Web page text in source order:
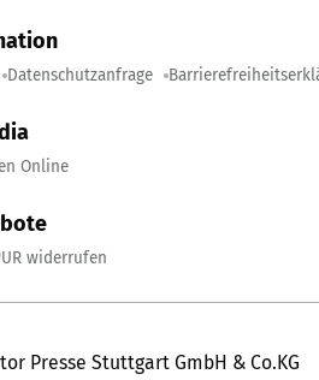
Datenschutzanfrage
Online
widerrufen
Presse Stuttgart GmbH & Co.KG